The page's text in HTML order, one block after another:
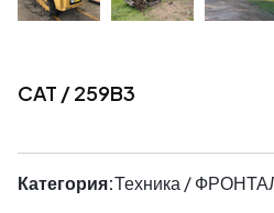
CAT / 259B3
Категория:Техника /